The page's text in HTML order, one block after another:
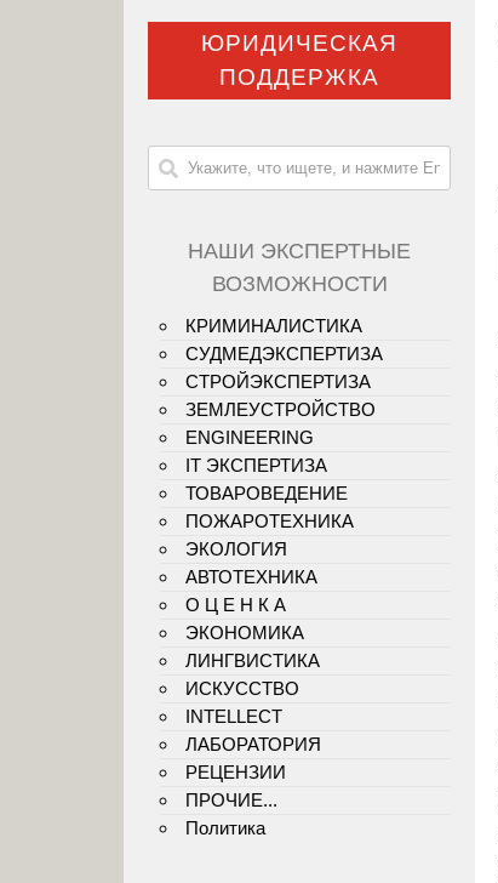
ЮРИДИЧЕСКАЯ
ПОДДЕРЖКА
НАШИ ЭКСПЕРТНЫЕ
ВОЗМОЖНОСТИ
КРИМИНАЛИСТИКА
СУДМЕДЭКСПЕРТИЗА
СТРОЙЭКСПЕРТИЗА
ЗЕМЛЕУСТРОЙСТВО
ENGINEERING
IT ЭКСПЕРТИЗА
ТОВАРОВЕДЕНИЕ
ПОЖАРОТЕХНИКА
ЭКОЛОГИЯ
АВТОТЕХНИКА
О Ц Е Н К А
ЭКОНОМИКА
ЛИНГВИСТИКА
ИСКУССТВО
INTELLECT
ЛАБОРАТОРИЯ
РЕЦЕНЗИИ
ПРОЧИЕ...
Политика